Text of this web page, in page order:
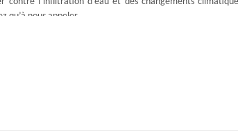
qu’à nous appeler.